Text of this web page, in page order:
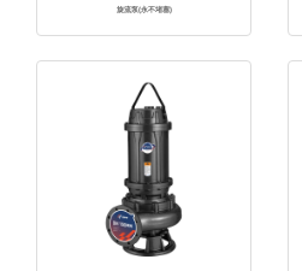
旋流泵(永不堵塞)